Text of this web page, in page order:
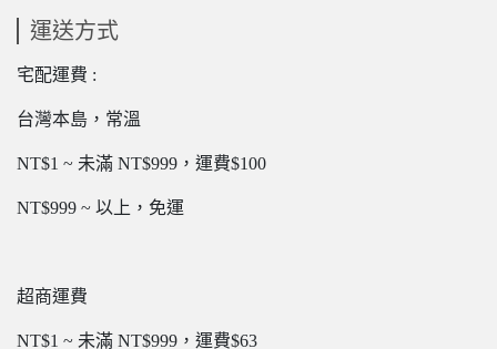
運送方式
宅配運費 :
台灣本島，常溫
NT$1 ~ 未滿 NT$999，運費$100
NT$999 ~ 以上，免運
超商運費
NT$1 ~ 未滿 NT$999，運費$63